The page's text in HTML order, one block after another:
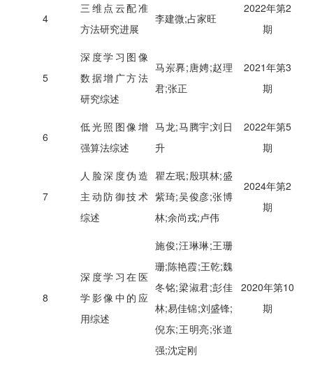
4
三维点云配准
方法研究进展
李建微;占家旺
2022年第2
期
5
深度学习图像
数据增广方法
研究综述
马岽奡;唐娉;赵理
君;张正
2021年第3
期
6
低光照图像增
强算法综述
马龙;马腾宇;刘日
升
2022年第5
期
7
人脸深度伪造
主动防御技术
综述
瞿左珉;殷琪林;盛
紫琦;吴俊彦;张博
林;余尚戎;卢伟
2024年第2
期
8
深度学习在医
学影像中的应
用综述
施俊;汪琳琳;王珊
珊;陈艳霞;王乾;魏
冬铭;梁淑君;彭佳
林;易佳锦;刘盛锋;
倪东;王明亮;张道
强;沈定刚
2020年第10
期